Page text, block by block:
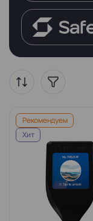
Рекомендуем
Хит